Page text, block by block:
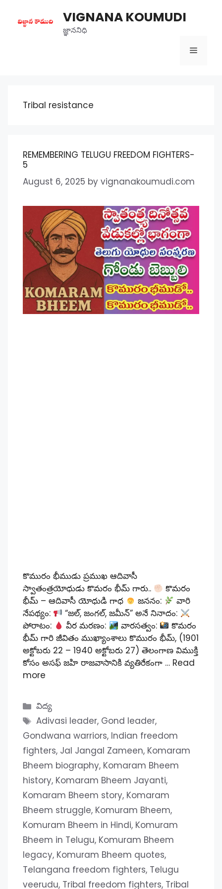
content
VIGNANA KOUMUDI
జ్ఞాననిధి
Menu
Tribal resistance
REMEMBERING TELUGU FREEDOM FIGHTERS-
5
August 6, 2025 by vignanakoumudi.com
కొమురం భీముడు ప్రముఖ ఆదివాసీ
స్వాతంత్రయోధుడు కొమరం భీమ్ గారు..
కొమరం
భీమ్ – ఆదివాసీ యోధుడి గాధ
జననం:
వారి
నేపథ్యం:
“జల్, జంగల్, జమీన్” అనే నినాదం:
పోరాటం:
వీర మరణం: వారసత్వం:
కొమరం
భీమ్ గారి జీవితం ముఖ్యాంశాలు కొమురం భీమ్, (1901
అక్టోబరు 22 – 1940 అక్టోబరు 27) తెలంగాణ విముక్తి
కోసం అసఫ్ జహి రాజవాసానికి వ్యతిరేకంగా … Read
more
Categories
విద్య
Tags
Adivasi leader, Gond leader,
Gondwana warriors, Indian freedom
fighters, Jal Jangal Zameen, Komaram
Bheem biography, Komaram Bheem
history, Komaram Bheem Jayanti,
Komaram Bheem story, Komaram
Bheem struggle, Komuram Bheem,
Komuram Bheem in Hindi, Komuram
Bheem in Telugu, Komuram Bheem
legacy, Komuram Bheem quotes,
Telangana freedom fighters, Telugu
veerudu, Tribal freedom fighters, Tribal